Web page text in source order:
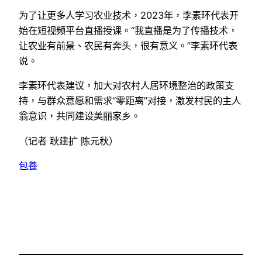
为了让更多人学习农业技术，2023年，李素环代表开
始在短视频平台直播授课。“我直播是为了传播技术，
让农业有前景、农民有奔头，很有意义。”李素环代表
说。
李素环代表建议，加大对农村人居环境整治的政策支
持，与群众意愿和需求“零距离”对接，激发村民的主人
翁意识，共同建设美丽家乡。
（记者 耿建扩 陈元秋）
包養